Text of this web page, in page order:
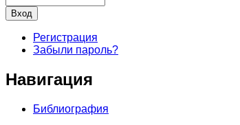
Регистрация
Забыли пароль?
Навигация
Библиография